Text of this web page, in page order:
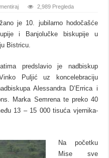
2,989 Pregleda
je 10. jubilarno hodočašće
i Banjolučke biskupije u
Bistricu.
predslavio je nadbiskup
Puljić uz koncelebraciju
Alessandra D’Errica i
Marka Semrena te preko 40
13 – 15 000 tisuća vjernika-
Na početku
Mise sve